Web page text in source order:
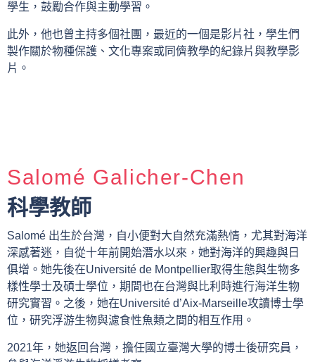
學生，鼓勵合作與主動學習。
此外，他也曾主持多個社團，最近的一個是影片社，學生們
製作關於物種保護、文化專案或同儕教學的紀錄片與教學影
片。
Salomé Galicher-Chen
科學教師
Salomé 出生於台灣，自小便對大自然充滿熱情，尤其對海洋
深感著迷，自從十年前開始潛水以來，她對海洋的興趣與日
俱增。她先後在Université de Montpellier取得生態與生物多
樣性學士及碩士學位，期間也在台灣與比利時進行海洋生物
研究實習。之後，她在Université d’Aix-Marseille攻讀博士學
位，研究浮游生物與濾食性魚類之間的相互作用。
2021年，她返回台灣，擔任國立臺灣大學的博士後研究員，